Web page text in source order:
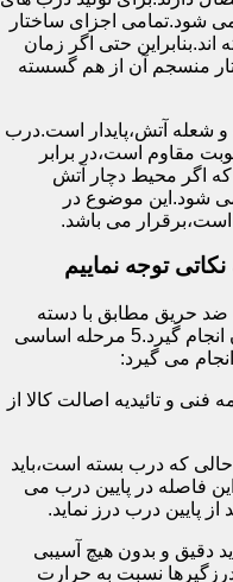
شود.تمامی اجزای ساختار
حتی اگر زمان
منسجم آن از هم گسسته
شعله آتش،پایدار است.درب
مقاوم است،در برابر
که اگر محیط دچار آتش
شود.این موضوع در
می باشد.
توجه نماییم
ضد حریق مطابق با دسته
بندی و مقاومت آن ها،باید تست روی آن انجام گیرد.5 مرحله اساسی
می گیرد:
فنی و تائیدیه اصالت کالا از
که درب بسته است،باید
فاصله در پایین درب می
دقیق و بدون هیچ آسیبی
نسبت به حرارت